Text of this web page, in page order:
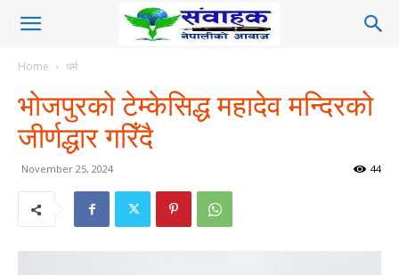
Home धर्म
भोजपुरको टेम्केसिद्ध महादेव मन्दिरको
जीर्णद्धार गरिँदै
November 25, 2024 44